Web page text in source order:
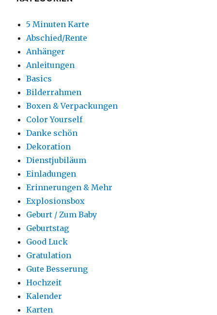
5 Minuten Karte
Abschied/Rente
Anhänger
Anleitungen
Basics
Bilderrahmen
Boxen & Verpackungen
Color Yourself
Danke schön
Dekoration
Dienstjubiläum
Einladungen
Erinnerungen & Mehr
Explosionsbox
Geburt / Zum Baby
Geburtstag
Good Luck
Gratulation
Gute Besserung
Hochzeit
Kalender
Karten